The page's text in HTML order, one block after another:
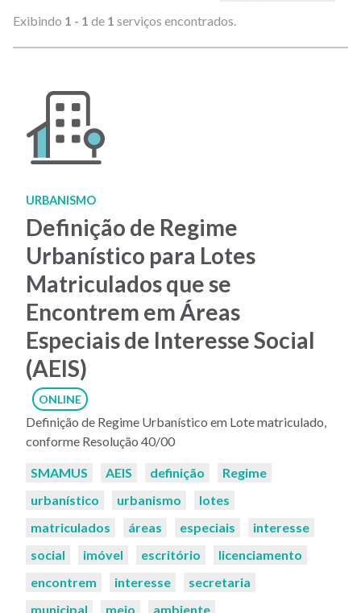
Exibindo 1 - 1 de 1 serviços encontrados.
URBANISMO
Definição de Regime
Urbanístico para Lotes
Matriculados que se
Encontrem em Áreas
Especiais de Interesse Social
(AEIS)
ONLINE
Definição de Regime Urbanístico em Lote matriculado,
conforme Resolução 40/00
Palavras-
SMAMUS AEIS definição
Regime
urbanístico
urbanismo
lotes
matriculados
áreas especiais
interesse
social
imóvel escritório
licenciamento
encontrem
interesse
secretaria
municipal
meio
ambiente